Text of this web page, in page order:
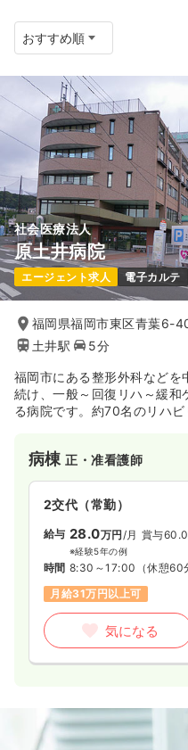
社会医療法人
原土井病院
エージェント求人 電子カルテ
福岡県福岡市東区青葉6-
土井駅
5分
福岡市にある整形外科などを
続け、一般～回復リハ～緩
る病院です。約70名のリハ
病棟正・准看護師
2交代（常勤）
給与 28.0万円 /月 賞与
※経験5年の例
時間 8:30～17:00 （休憩60
月給31万円以上可
気になる